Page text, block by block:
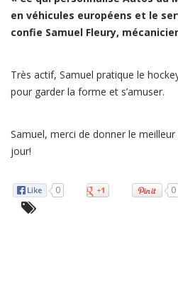
en véhicules européens et le
confie Samuel Fleury,
Très actif, Samuel pratique le
pour garder la forme et s’amuser.
Samuel, merci de donner le
jour!
0 0